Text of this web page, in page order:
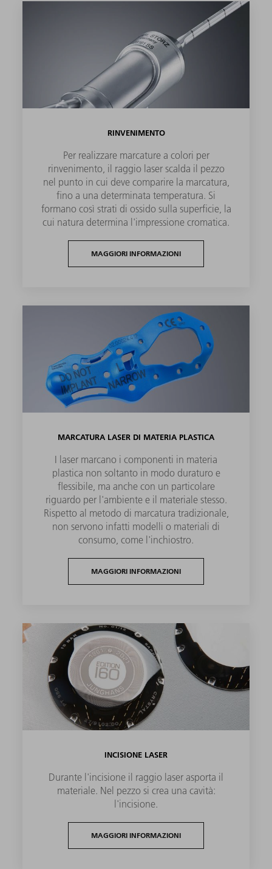
RINVENIMENTO
Per realizzare marcature a colori per
rinvenimento, il raggio laser scalda il pezzo
nel punto in cui deve comparire la marcatura,
fino a una determinata temperatura. Si
formano così strati di ossido sulla superficie, la
cui natura determina l'impressione cromatica.
MAGGIORI INFORMAZIONI
MARCATURA LASER DI MATERIA PLASTICA
I laser marcano i componenti in materia
plastica non soltanto in modo duraturo e
flessibile, ma anche con un particolare
riguardo per l'ambiente e il materiale stesso.
Rispetto al metodo di marcatura tradizionale,
non servono infatti modelli o materiali di
consumo, come l'inchiostro.
MAGGIORI INFORMAZIONI
INCISIONE LASER
Durante l'incisione il raggio laser asporta il
materiale. Nel pezzo si crea una cavità:
l'incisione.
MAGGIORI INFORMAZIONI